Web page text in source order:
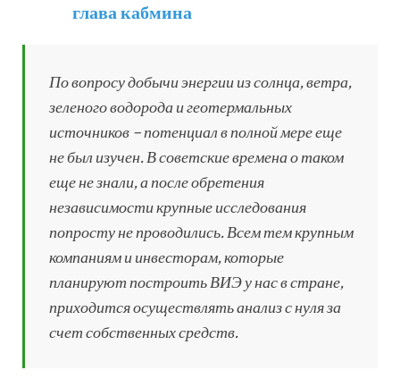
глава кабмина
По вопросу добычи энергии из солнца, ветра,
зеленого водорода и геотермальных
источников – потенциал в полной мере еще
не был изучен. В советские времена о таком
еще не знали, а после обретения
независимости крупные исследования
попросту не проводились. Всем тем крупным
компаниям и инвесторам, которые
планируют построить ВИЭ у нас в стране,
приходится осуществлять анализ с нуля за
счет собственных средств.